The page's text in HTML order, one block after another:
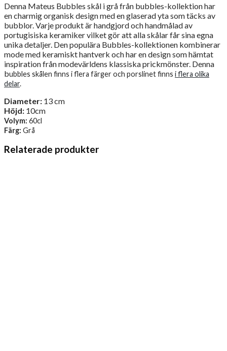
Denna Mateus Bubbles skål i grå från bubbles-kollektion har
en charmig organisk design med en glaserad yta som täcks av
bubblor. Varje produkt är handgjord och handmålad av
portugisiska keramiker vilket gör att alla skålar får sina egna
unika detaljer. Den populära Bubbles-kollektionen kombinerar
mode med keramiskt hantverk och har en design som hämtat
inspiration från modevärldens klassiska prickmönster. Denna
bubbles skålen finns i flera färger och porslinet finns i flera olika
delar.
Diameter: 13 cm
Höjd: 10cm
Volym: 60cl
Färg: Grå
Relaterade produkter